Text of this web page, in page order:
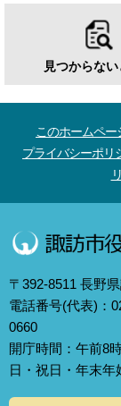
見つからな
このホームペー
プライバシーポリ
〒392-8511 長野
電話番号(代表)：
0660
開庁時間：午前8
日・祝日・年末年